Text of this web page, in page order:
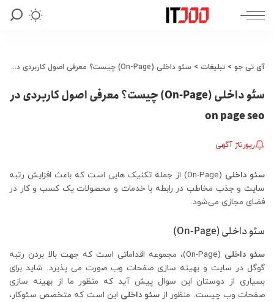
آی تی جو > تبلیغات > سئو داخلی (On-Page) چیست؟ معرفی اصول کاربردی در on page seo
سئو داخلی (On-Page) چیست؟ معرفی اصول کاربردی در
on page seo
رپورتاژ آگهی
سئو داخلی
(On-Page) از جمله تکنیک هایی است که باعث افزایش رتبه
سایت و جذب مخاطب در رابطه با خدمات و محصولات یک کسب و کار در
فضای مجازی می‌شود.
سئو داخلی(
On-Page
)
سئو داخلی
(On-Page)، مجموعه اقداماتی است که جهت بالا بردن رتبه
گوگل در سایت و بهینه سازی صفحات وب صورت می پذیرد. شاید برای
بسیاری از دوستان این سوال پیش آید که منظور ما از بهینه سازی
صفحات وب چیست. منظور از سئو داخلی این است که متخصص سئوکار،